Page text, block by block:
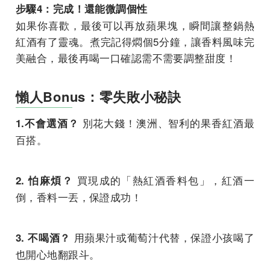
步驟4：完成！還能微調個性
如果你喜歡，最後可以再放蘋果塊，瞬間讓整鍋熱
紅酒有了靈魂。煮完記得燜個5分鐘，讓香料風味完
美融合，最後再喝一口確認需不需要調整甜度！
懶人Bonus：零失敗小秘訣
1.不會選酒？ 別花大錢！澳洲、智利的果香紅酒最
百搭。
2. 怕麻煩？ 買現成的「熱紅酒香料包」，紅酒一
倒，香料一丟，保證成功！
3. 不喝酒？ 用蘋果汁或葡萄汁代替，保證小孩喝了
也開心地翻跟斗。